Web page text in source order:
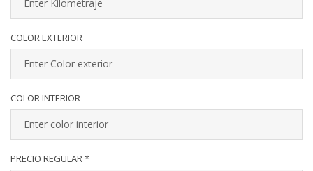
COLOR EXTERIOR
COLOR INTERIOR
PRECIO REGULAR *